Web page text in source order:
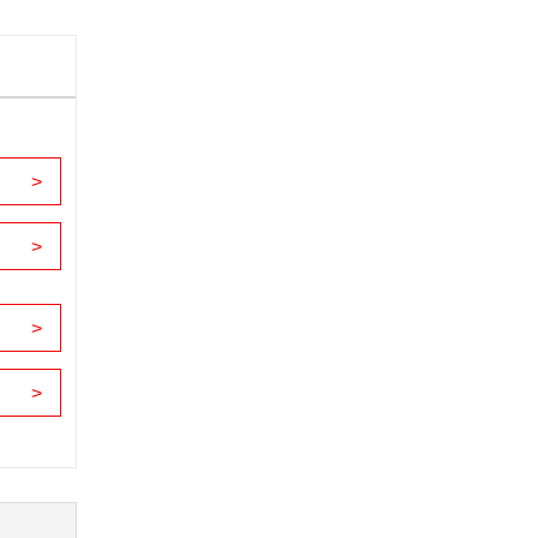
>
>
>
>